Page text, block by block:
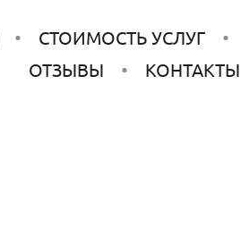
СТОИМОСТЬ УСЛУГ
ОТЗЫВЫ
КОНТАКТЫ